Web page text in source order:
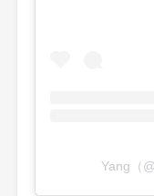
Yang（